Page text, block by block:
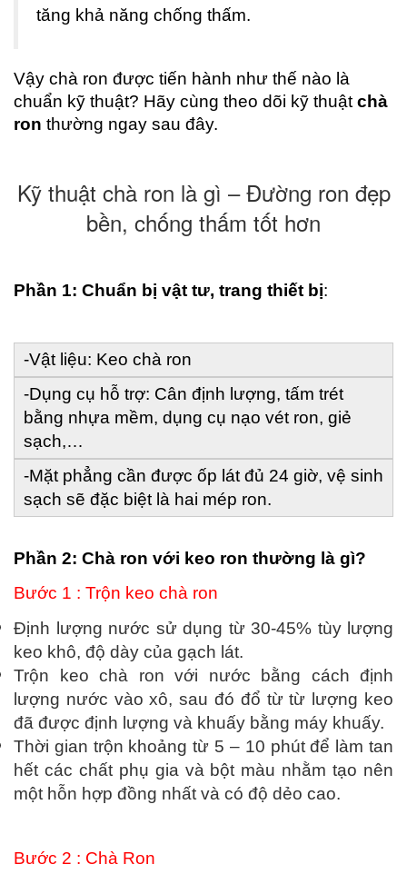
tăng khả năng chống thấm.
Vậy chà ron được tiến hành như thế nào là
chuẩn kỹ thuật? Hãy cùng theo dõi kỹ thuật chà
ron thường ngay sau đây.
Kỹ thuật chà ron là gì – Đường ron đẹp
bền, chống thấm tốt hơn
Phần 1: Chuẩn bị vật tư, trang thiết bị:
-Vật liệu: Keo chà ron
-Dụng cụ hỗ trợ: Cân định lượng, tấm trét
bằng nhựa mềm, dụng cụ nạo vét ron, giẻ
sạch,…
-Mặt phẳng cần được ốp lát đủ 24 giờ, vệ sinh
sạch sẽ đặc biệt là hai mép ron.
Phần 2: Chà ron với keo ron thường là gì?
Bước 1 : Trộn keo chà ron
Định lượng nước sử dụng từ 30-45% tùy lượng
keo khô, độ dày của gạch lát.
Trộn keo chà ron với nước bằng cách định
lượng nước vào xô, sau đó đổ từ từ lượng keo
đã được định lượng và khuấy bằng máy khuấy.
Thời gian trộn khoảng từ 5 – 10 phút để làm tan
hết các chất phụ gia và bột màu nhằm tạo nên
một hỗn hợp đồng nhất và có độ dẻo cao.
Bước 2 : Chà Ron